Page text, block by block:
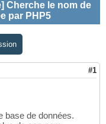
Cherche le nom de
par PHP5
#1
base de données.